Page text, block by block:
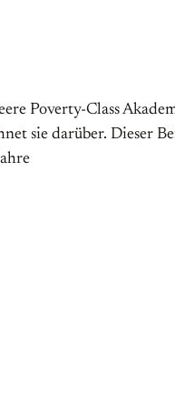
Poverty-Class
sie darüber. Dieser